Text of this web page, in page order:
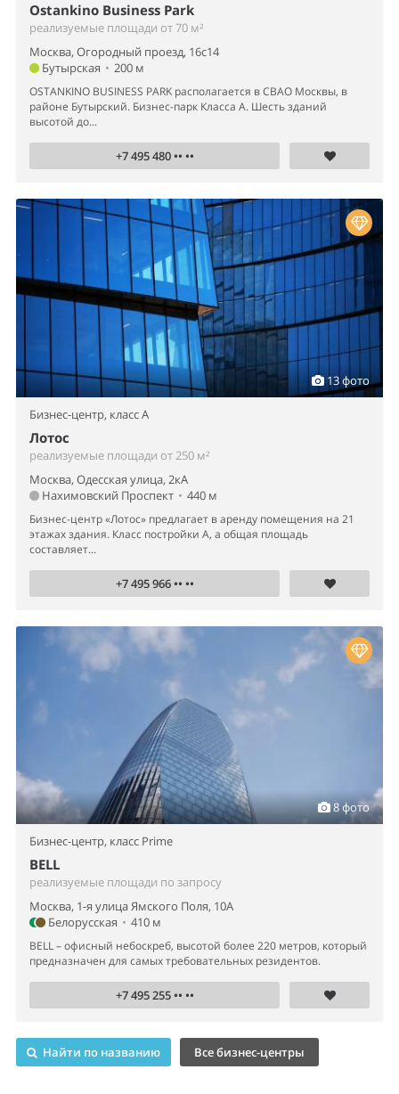
Ostankino Business Park
реализуемые площади от 70 м²
Москва, Огородный проезд, 16с14
Бутырская • 200 м
OSTANKINO BUSINESS PARK располагается в СВАО Москвы, в
районе Бутырский. Бизнес-парк Класса А. Шесть зданий
высотой до...
+7 495 480 •• ••
13 фото
Бизнес-центр, класс A
Лотос
реализуемые площади от 250 м²
Москва, Одесская улица, 2кА
Нахимовский Проспект • 440 м
Бизнес-центр «Лотос» предлагает в аренду помещения на 21
этажах здания. Класс постройки А, а общая площадь
составляет...
+7 495 966 •• ••
8 фото
Бизнес-центр, класс Prime
BELL
реализуемые площади по запросу
Москва, 1-я улица Ямского Поля, 10А
Белорусская • 410 м
BELL – офисный небоскреб, высотой более 220 метров, который
предназначен для самых требовательных резидентов.
+7 495 255 •• ••
Найти по названию Все бизнес-центры